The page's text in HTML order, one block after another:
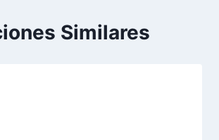
Similares